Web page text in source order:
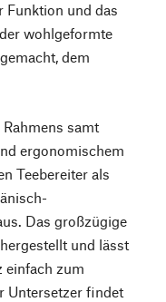
Funktion und das
wohlgeformte
dem
samt
ergonomischem
Teebereiter als
Das großzügige
und lässt
einfach zum
Untersetzer findet